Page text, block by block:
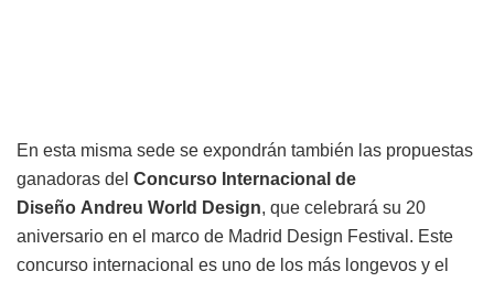
En esta misma sede se expondrán también las propuestas
ganadoras del Concurso Internacional de
Diseño Andreu World Design, que celebrará su 20
aniversario en el marco de Madrid Design Festival. Este
concurso internacional es uno de los más longevos y el